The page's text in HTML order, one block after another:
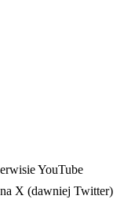
YouTube
X (dawniej Twitter)